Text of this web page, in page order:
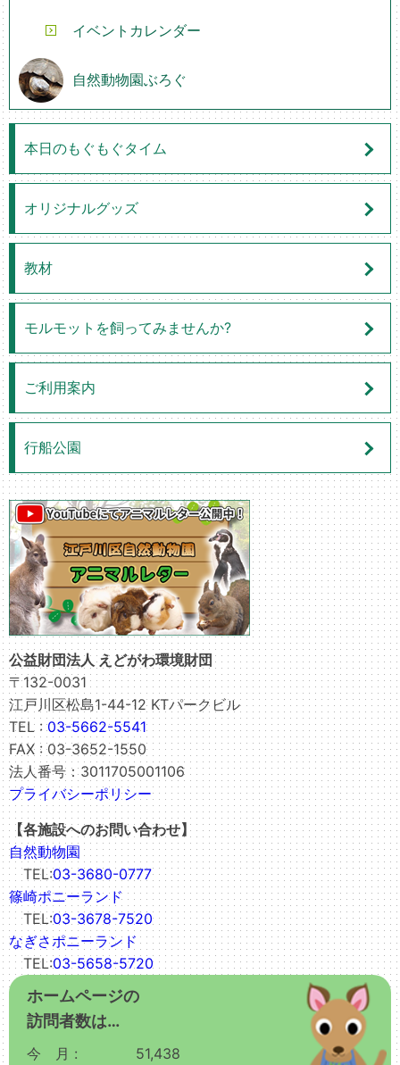
イベントカレンダー
自然動物園ぶろぐ
本日のもぐもぐタイム
オリジナルグッズ
教材
モルモットを飼ってみませんか?
ご利用案内
行船公園
公益財団法人 えどがわ環境財団
〒132-0031
江戸川区松島1-44-12 KTパークビル
TEL :03-5662-5541
FAX : 03-3652-1550
法人番号：3011705001106
プライバシーポリシー
【各施設へのお問い合わせ】
自然動物園
TEL:03-3680-0777
篠崎ポニーランド
TEL:03-3678-7520
なぎさポニーランド
TEL:03-5658-5720
ホームページの
訪問者数は…
今 月 : 51,438